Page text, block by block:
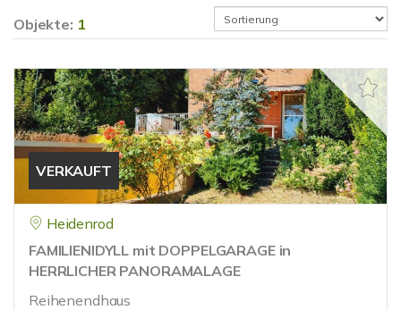
Objekte: 1
VERKAUFT
Heidenrod
FAMILIENIDYLL mit DOPPELGARAGE in
HERRLICHER PANORAMALAGE
Reihenendhaus